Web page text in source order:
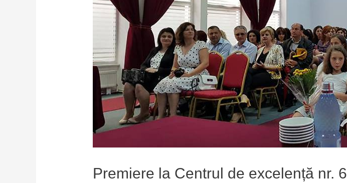
Premiere la Centrul de excelență nr. 6